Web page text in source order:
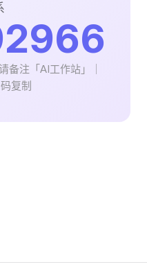
备注「AI工作站」｜
复制